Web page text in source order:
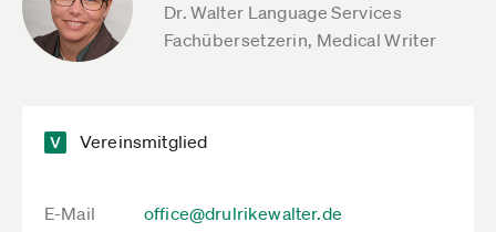
Dr. Walter Language Services
Fachübersetzerin, Medical Writer
Vereinsmitglied
E-Mail
office@drulrikewalter.de